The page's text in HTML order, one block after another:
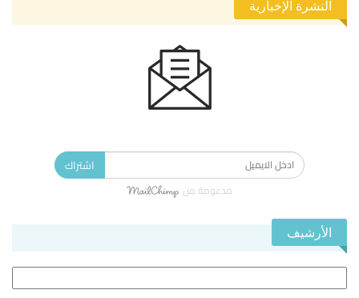
النشرة الإخبارية
اشتراك
مدعومة من
الأرشيف